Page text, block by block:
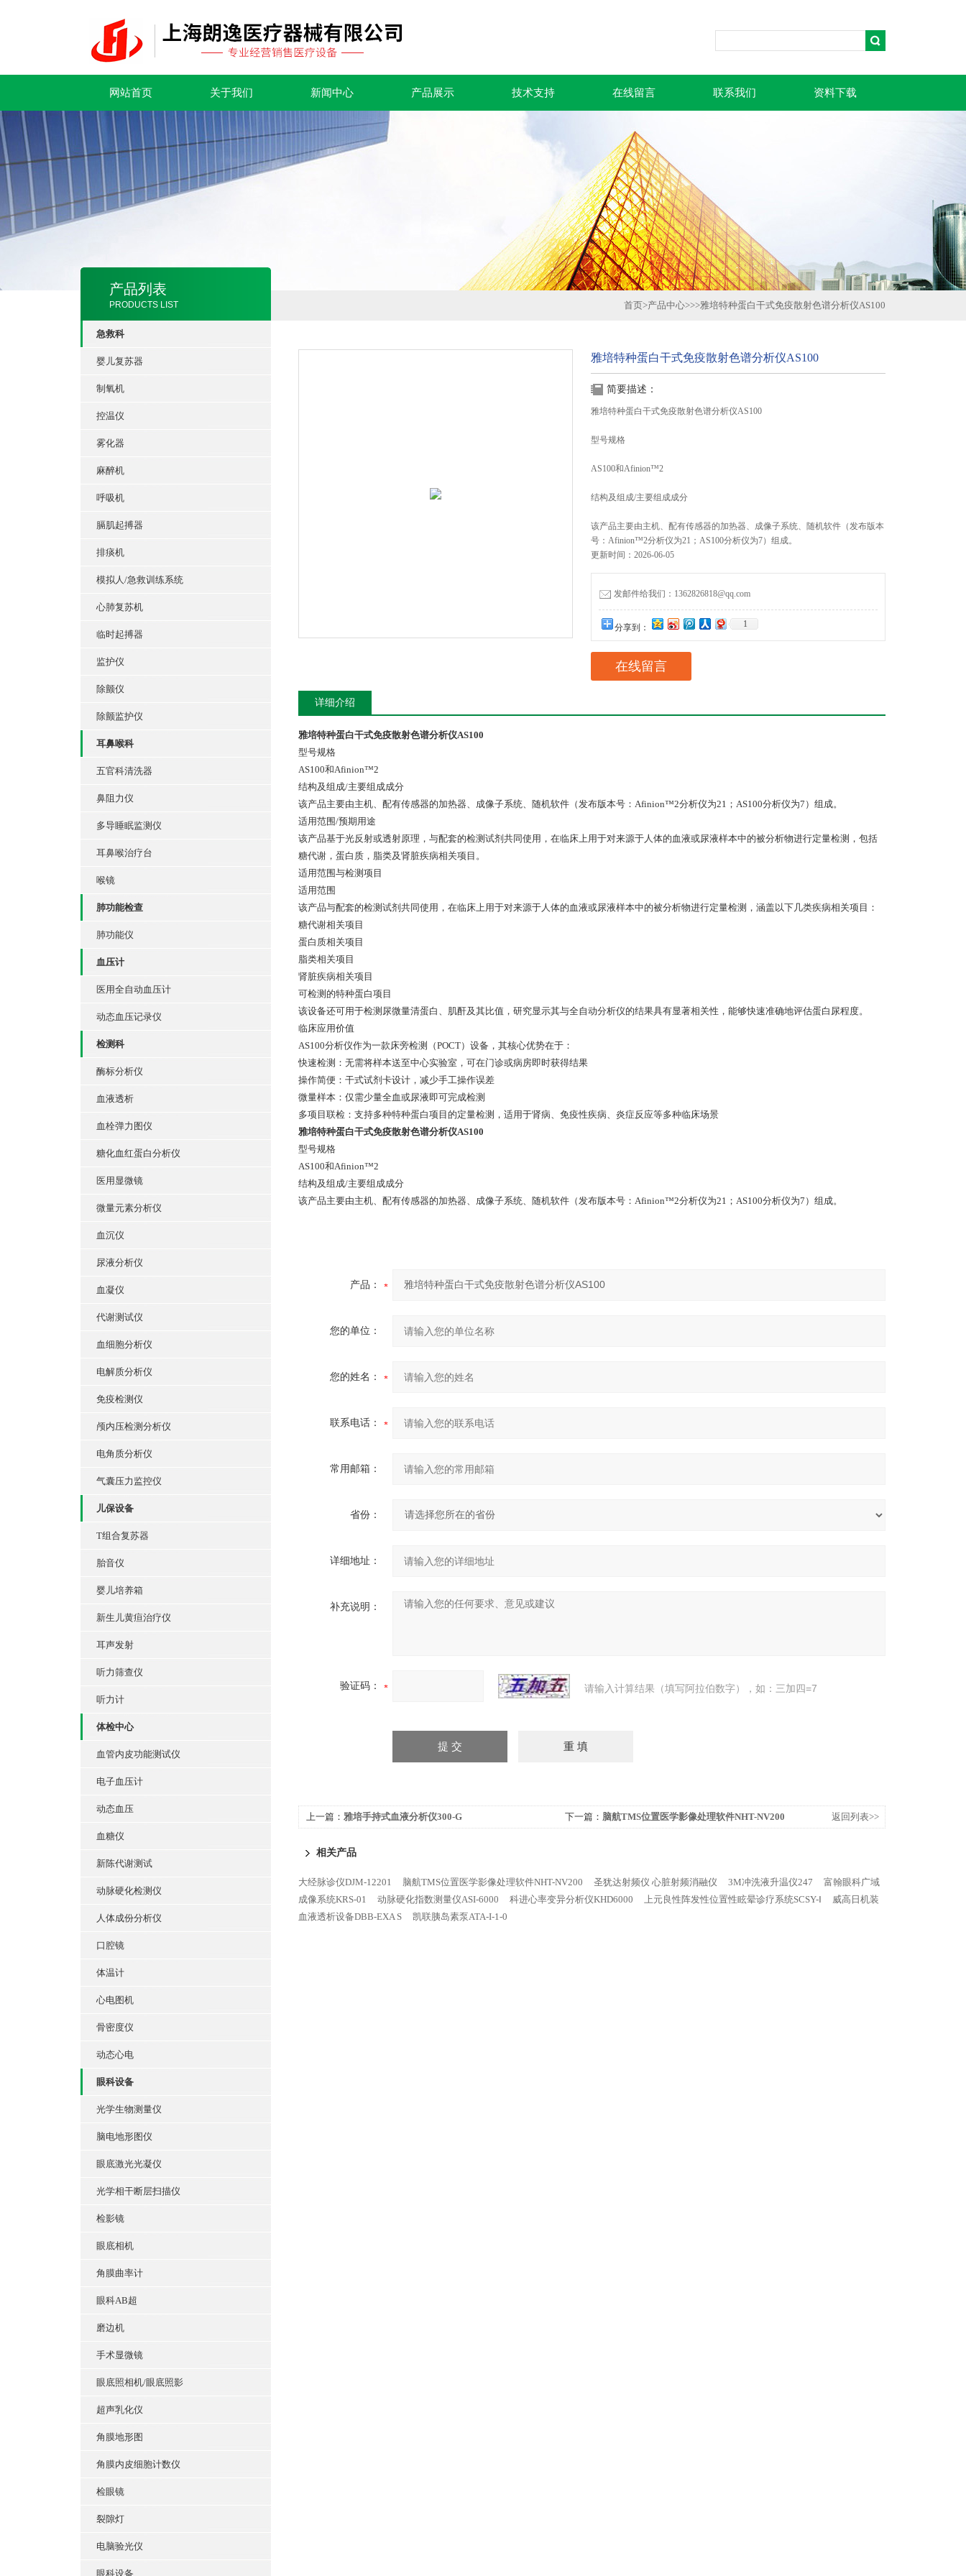
网站首页 关于我们 新闻中心 产品展示 技术支持 在线留言 联系我们 资料下载
产品列表
PRODUCTS LIST
急救科
婴儿复苏器
制氧机
控温仪
雾化器
麻醉机
呼吸机
膈肌起搏器
排痰机
模拟人/急救训练系统
心肺复苏机
临时起搏器
监护仪
除颤仪
除颤监护仪
耳鼻喉科
五官科清洗器
鼻阻力仪
多导睡眠监测仪
耳鼻喉治疗台
喉镜
肺功能检查
肺功能仪
血压计
医用全自动血压计
动态血压记录仪
检测科
酶标分析仪
血液透析
血栓弹力图仪
糖化血红蛋白分析仪
医用显微镜
微量元素分析仪
血沉仪
尿液分析仪
血凝仪
代谢测试仪
血细胞分析仪
电解质分析仪
免疫检测仪
颅内压检测分析仪
电角质分析仪
气囊压力监控仪
儿保设备
T组合复苏器
胎音仪
婴儿培养箱
新生儿黄疸治疗仪
耳声发射
听力筛查仪
听力计
体检中心
血管内皮功能测试仪
电子血压计
动态血压
血糖仪
新陈代谢测试
动脉硬化检测仪
人体成份分析仪
口腔镜
体温计
心电图机
骨密度仪
动态心电
眼科设备
光学生物测量仪
脑电地形图仪
眼底激光光凝仪
光学相干断层扫描仪
检影镜
眼底相机
角膜曲率计
眼科AB超
磨边机
手术显微镜
眼底照相机/眼底照影
超声乳化仪
角膜地形图
角膜内皮细胞计数仪
检眼镜
裂隙灯
电脑验光仪
眼科设备
首页>产品中心>>>雅培特种蛋白干式免疫散射色谱分析仪AS100
雅培特种蛋白干式免疫散射色谱分析仪AS100
简要描述：
雅培特种蛋白干式免疫散射色谱分析仪AS100
型号规格
AS100和Afinion™2
结构及组成/主要组成成分
该产品主要由主机、配有传感器的加热器、成像子系统、随机软件（发布版本
号：Afinion™2分析仪为21；AS100分析仪为7）组成。
更新时间：2026-06-05
发邮件给我们：1362826818@qq.com
分享到： 1
在线留言
详细介绍
雅培特种蛋白干式免疫散射色谱分析仪AS100
型号规格
AS100和Afinion™2
结构及组成/主要组成成分
该产品主要由主机、配有传感器的加热器、成像子系统、随机软件（发布版本号：Afinion™2分析仪为21；AS100分析仪为7）组成。
适用范围/预期用途
该产品基于光反射或透射原理，与配套的检测试剂共同使用，在临床上用于对来源于人体的血液或尿液样本中的被分析物进行定量检测，包括
糖代谢，蛋白质，脂类及肾脏疾病相关项目。
适用范围与检测项目
适用范围
该产品与配套的检测试剂共同使用，在临床上用于对来源于人体的血液或尿液样本中的被分析物进行定量检测，涵盖以下几类疾病相关项目：
糖代谢相关项目
蛋白质相关项目
脂类相关项目
肾脏疾病相关项目
可检测的特种蛋白项目
该设备还可用于检测尿微量清蛋白、肌酐及其比值，研究显示其与全自动分析仪的结果具有显著相关性，能够快速准确地评估蛋白尿程度。
临床应用价值
AS100分析仪作为一款床旁检测（POCT）设备，其核心优势在于：
快速检测：无需将样本送至中心实验室，可在门诊或病房即时获得结果
操作简便：干式试剂卡设计，减少手工操作误差
微量样本：仅需少量全血或尿液即可完成检测
多项目联检：支持多种特种蛋白项目的定量检测，适用于肾病、免疫性疾病、炎症反应等多种临床场景
雅培特种蛋白干式免疫散射色谱分析仪AS100
型号规格
AS100和Afinion™2
结构及组成/主要组成成分
该产品主要由主机、配有传感器的加热器、成像子系统、随机软件（发布版本号：Afinion™2分析仪为21；AS100分析仪为7）组成。
产品：
您的单位：
您的姓名：
联系电话：
常用邮箱：
省份：
详细地址：
补充说明：
验证码： 请输入计算结果（填写阿拉伯数字），如：三加四=7
上一篇： 雅培手持式血液分析仪300-G 下一篇： 脑航TMS位置医学影像处理软件NHT-NV200 返回列表>>
相关产品
大经脉诊仪DJM-12201 脑航TMS位置医学影像处理软件NHT-NV200 圣犹达射频仪 心脏射频消融仪 3M冲洗液升温仪247
富翰眼科广域
成像系统KRS-01
动脉硬化指数测量仪ASI-6000 科进心率变异分析仪KHD6000 上元良性阵发性位置性眩晕诊疗系统SCSY-Ⅰ
威高日机装
血液透析设备DBB-EXA S
凯联胰岛素泵ATA-I-1-0